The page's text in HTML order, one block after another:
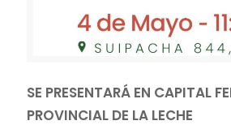
SE PRESENTARÁ EN CAPITAL
PROVINCIAL DE LA LECHE